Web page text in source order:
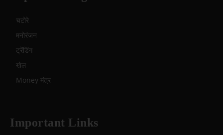
चटोरे
मनोरंजन
ट्रेंडिंग
खेल
Money मंत्र
Important Links